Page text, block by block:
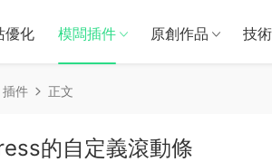
優化 模闆插件 原創作品 技
插件 正文
的自定義滾動條